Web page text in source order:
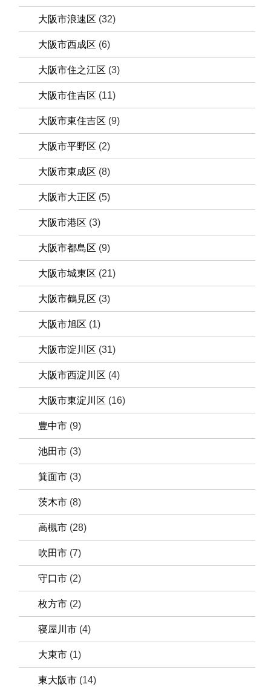
大阪市浪速区 (32)
大阪市西成区 (6)
大阪市住之江区 (3)
大阪市住吉区 (11)
大阪市東住吉区 (9)
大阪市平野区 (2)
大阪市東成区 (8)
大阪市大正区 (5)
大阪市港区 (3)
大阪市都島区 (9)
大阪市城東区 (21)
大阪市鶴見区 (3)
大阪市旭区 (1)
大阪市淀川区 (31)
大阪市西淀川区 (4)
大阪市東淀川区 (16)
豊中市 (9)
池田市 (3)
箕面市 (3)
茨木市 (8)
高槻市 (28)
吹田市 (7)
守口市 (2)
枚方市 (2)
寝屋川市 (4)
大東市 (1)
東大阪市 (14)